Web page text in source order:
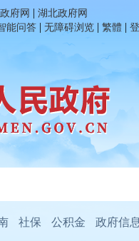
府网 | 湖北政府网
能问答 | 无障碍浏览 | 繁體 |
社保 公积金 政府信